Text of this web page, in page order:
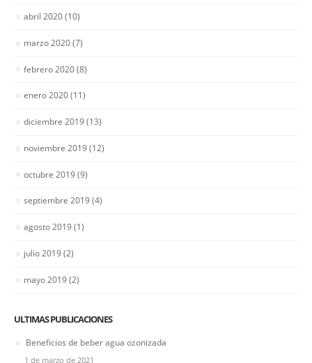
abril 2020(10)
marzo 2020(7)
febrero 2020(8)
enero 2020(11)
diciembre 2019(13)
noviembre 2019(12)
octubre 2019(9)
septiembre 2019(4)
agosto 2019(1)
julio 2019(2)
mayo 2019(2)
ULTIMAS PUBLICACIONES
Beneficios de beber agua ozonizada
1 de marzo de 2021
Horario:
TIENDA
Politica de Cookies
RGPD
SIGUENOS!
OTROS